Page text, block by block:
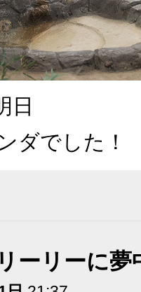
日
ダでした！
ーリーに夢